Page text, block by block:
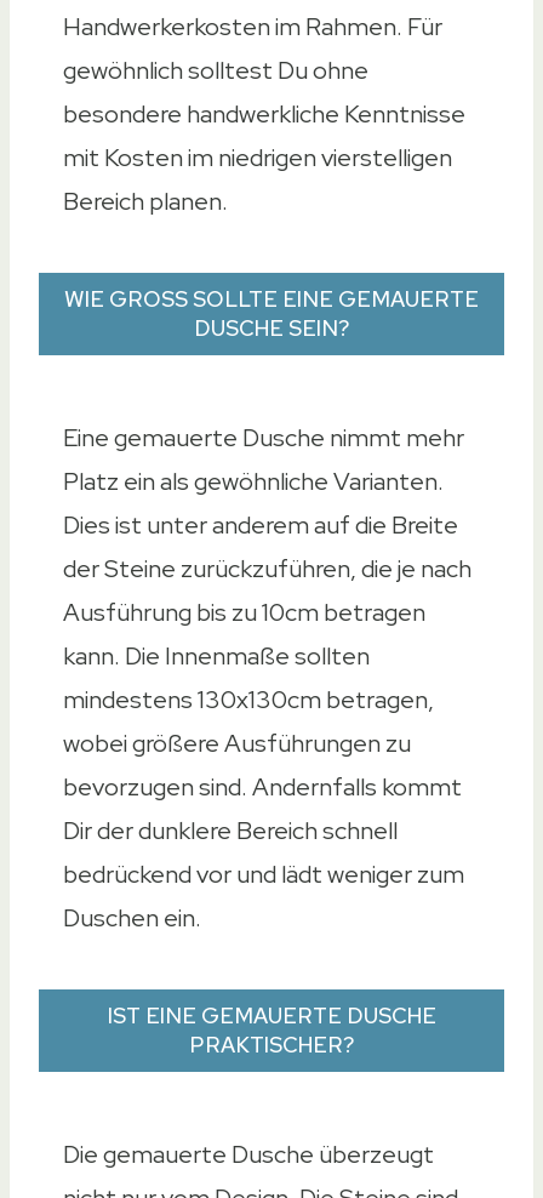
Handwerkerkosten im Rahmen. Für
gewöhnlich solltest Du ohne
besondere handwerkliche Kenntnisse
mit Kosten im niedrigen vierstelligen
Bereich planen.
WIE GROSS SOLLTE EINE GEMAUERTE
DUSCHE SEIN?
Eine gemauerte Dusche nimmt mehr
Platz ein als gewöhnliche Varianten.
Dies ist unter anderem auf die Breite
der Steine zurückzuführen, die je nach
Ausführung bis zu 10cm betragen
kann. Die Innenmaße sollten
mindestens 130x130cm betragen,
wobei größere Ausführungen zu
bevorzugen sind. Andernfalls kommt
Dir der dunklere Bereich schnell
bedrückend vor und lädt weniger zum
Duschen ein.
IST EINE GEMAUERTE DUSCHE
PRAKTISCHER?
Die gemauerte Dusche überzeugt